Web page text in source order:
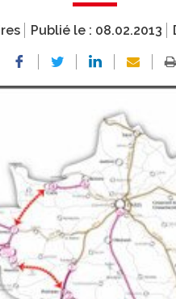
Publié le : 08.02.2013